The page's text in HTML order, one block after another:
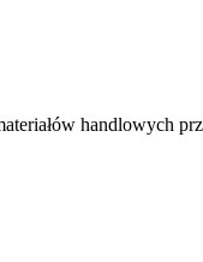
handlowych